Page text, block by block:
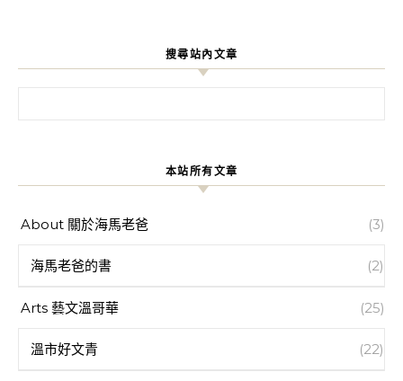
搜尋站內文章
本站所有文章
About 關於海馬老爸 (3)
海馬老爸的書 (2)
Arts 藝文溫哥華 (25)
溫市好文青 (22)